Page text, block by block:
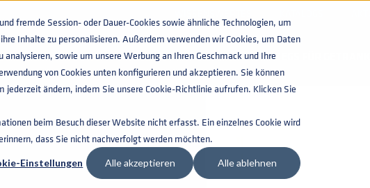
fremde Session- oder Dauer-Cookies sowie ähnliche Technologien, um
Inhalte zu personalisieren. Außerdem verwenden wir Cookies, um Daten
sowie um unsere Werbung an Ihren Geschmack und Ihre
von Cookies unten konfigurieren und akzeptieren. Sie können
jederzeit ändern, indem Sie unsere Cookie-Richtlinie aufrufen. Klicken Sie
beim Besuch dieser Website nicht erfasst. Ein einzelnes Cookie wird
dass Sie nicht nachverfolgt werden möchten.
Einstellungen Alle akzeptieren Alle ablehnen
KEGS FÜR GETRANKE